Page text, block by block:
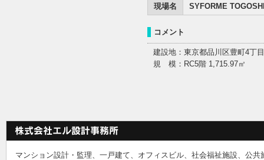
現場名 SYFORME
コメント
建設地：東京都品川区豊町4丁目
規 模：RC5階 1,715.97㎡
マンション設計・監理、一戸建て、オフィスビル、社会福祉施設、公共